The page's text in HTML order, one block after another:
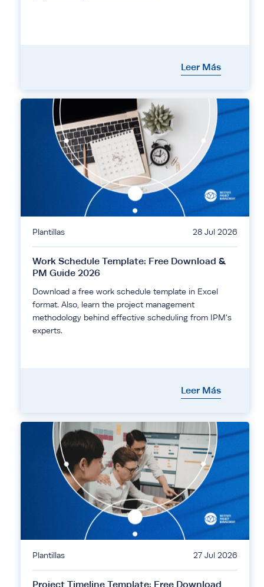
Leer Más
Plantillas 28 Jul 2026
Work Schedule Template: Free Download &
PM Guide 2026
Download a free work schedule template in Excel
format. Also, learn the project management
methodology behind effective scheduling from IPM's
experts.
Leer Más
Plantillas 27 Jul 2026
Project Timeline Template: Free Download